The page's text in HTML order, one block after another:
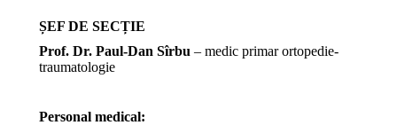
ȘEF DE SECȚIE
Prof. Dr. Paul-Dan Sîrbu – medic primar ortopedie-
traumatologie
Personal medical: